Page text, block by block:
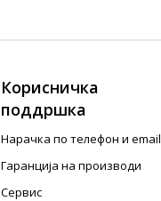
Корисничка
поддршка
Нарачка по телефон и еmail
Гаранција на производи
Сервис